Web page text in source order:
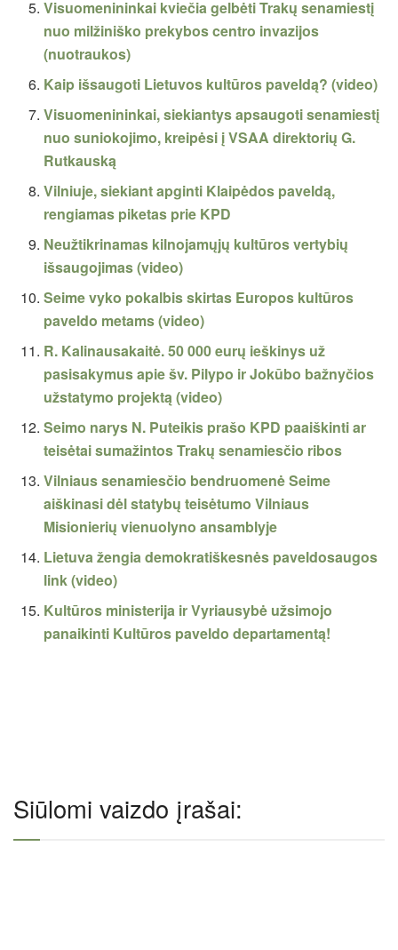
Visuomenininkai kviečia gelbėti Trakų senamiestį
nuo milžiniško prekybos centro invazijos
(nuotraukos)
Kaip išsaugoti Lietuvos kultūros paveldą? (video)
Visuomenininkai, siekiantys apsaugoti senamiestį
nuo suniokojimo, kreipėsi į VSAA direktorių G.
Rutkauską
Vilniuje, siekiant apginti Klaipėdos paveldą,
rengiamas piketas prie KPD
Neužtikrinamas kilnojamųjų kultūros vertybių
išsaugojimas (video)
Seime vyko pokalbis skirtas Europos kultūros
paveldo metams (video)
R. Kalinausakaitė. 50 000 eurų ieškinys už
pasisakymus apie šv. Pilypo ir Jokūbo bažnyčios
užstatymo projektą (video)
Seimo narys N. Puteikis prašo KPD paaiškinti ar
teisėtai sumažintos Trakų senamiesčio ribos
Vilniaus senamiesčio bendruomenė Seime
aiškinasi dėl statybų teisėtumo Vilniaus
Misionierių vienuolyno ansamblyje
Lietuva žengia demokratiškesnės paveldosaugos
link (video)
Kultūros ministerija ir Vyriausybė užsimojo
panaikinti Kultūros paveldo departamentą!
Siūlomi vaizdo įrašai: